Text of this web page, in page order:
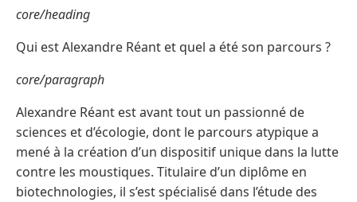
core/heading
Qui est Alexandre Réant et quel a été son parcours ?
core/paragraph
Alexandre Réant est avant tout un passionné de
sciences et d’écologie, dont le parcours atypique a
mené à la création d’un dispositif unique dans la lutte
contre les moustiques. Titulaire d’un diplôme en
biotechnologies, il s’est spécialisé dans l’étude des